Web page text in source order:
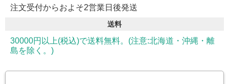
注文受付からおよそ2営業日後発送
送料
30000円以上(税込)で送料無料。(注意:北海道・沖縄・離
島を除く。)